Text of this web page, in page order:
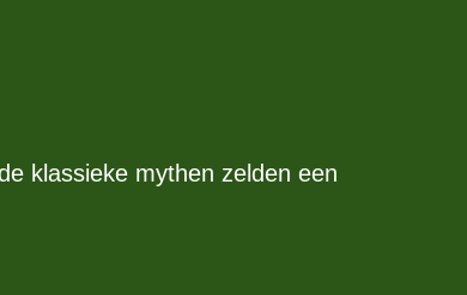
klassieke mythen zelden een